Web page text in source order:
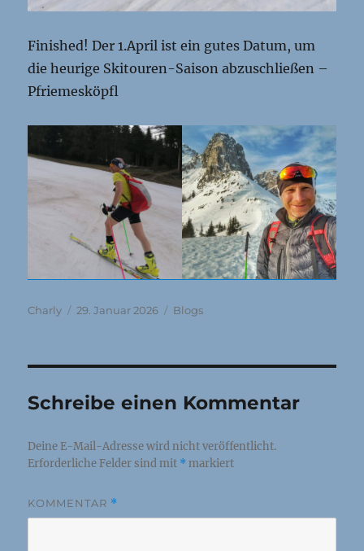
Finished! Der 1.April ist ein gutes Datum, um
die heurige Skitouren-Saison abzuschließen –
Pfriemesköpfl
Autor
Charly
Veröffentlicht
29. Januar 2026 Kategorien
Blogs
Schreibe einen Kommentar
Deine E-Mail-Adresse wird nicht veröffentlicht.
Erforderliche Felder sind mit * markiert
KOMMENTAR *